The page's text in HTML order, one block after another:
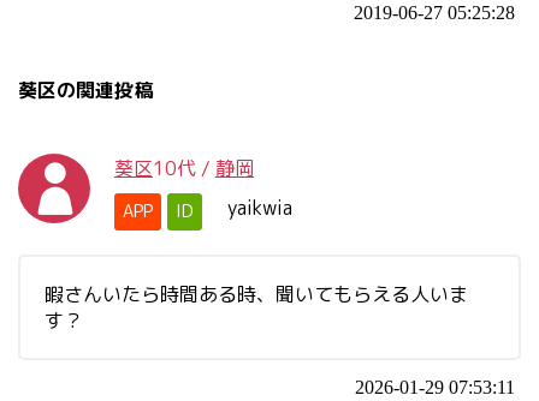
2019-06-27 05:25:28
葵区の関連投稿
葵区10代 / 静岡
APP ID yaikwia
暇さんいたら時間ある時、聞いてもらえる人いま
す？
2026-01-29 07:53:11